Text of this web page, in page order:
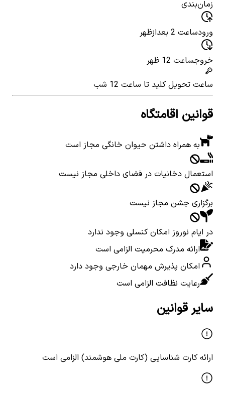
زمان‌بندی
ورودساعت 2 بعدازظهر
خروجساعت 12 ظهر
ساعت تحویل کلید تا ساعت 12 شب
قوانین اقامتگاه
به همراه داشتن حیوان خانگی مجاز است
استعمال دخانیات در فضای داخلی مجاز نیست
برگزاری جشن مجاز نیست
در ایام نوروز امکان کنسلی وجود ندارد
ارائه مدرک محرمیت الزامی است
امکان پذیرش مهمان خارجی وجود دارد
رعایت نظافت الزامی است
سایر قوانین
ارائه کارت شناسایی (کارت ملی هوشمند) الزامی است